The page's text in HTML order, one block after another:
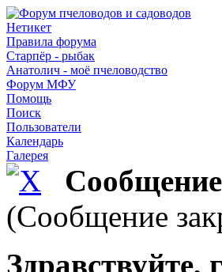
Нетикет
Правила форума
Старпёр - рыбак
Анатолич - моё пчеловодство
Форум МФУ
Помощь
Поиск
Пользователи
Календарь
Галерея
(Сообщение
Здравствуйте,